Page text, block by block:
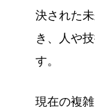
決された
き、人や
す。
現在の複